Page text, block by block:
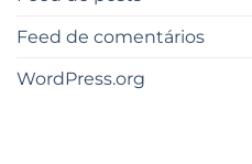
Feed de comentários
WordPress.org